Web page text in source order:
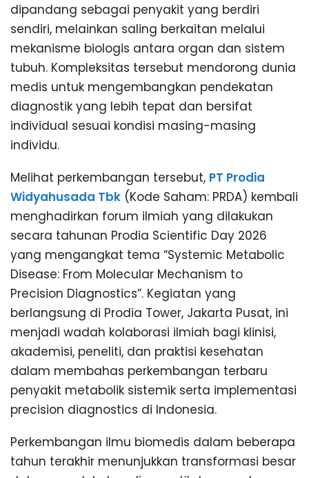
dipandang sebagai penyakit yang berdiri
sendiri, melainkan saling berkaitan melalui
mekanisme biologis antara organ dan sistem
tubuh. Kompleksitas tersebut mendorong dunia
medis untuk mengembangkan pendekatan
diagnostik yang lebih tepat dan bersifat
individual sesuai kondisi masing-masing
individu.
Melihat perkembangan tersebut, PT Prodia
Widyahusada Tbk (Kode Saham: PRDA) kembali
menghadirkan forum ilmiah yang dilakukan
secara tahunan Prodia Scientific Day 2026
yang mengangkat tema “Systemic Metabolic
Disease: From Molecular Mechanism to
Precision Diagnostics”. Kegiatan yang
berlangsung di Prodia Tower, Jakarta Pusat, ini
menjadi wadah kolaborasi ilmiah bagi klinisi,
akademisi, peneliti, dan praktisi kesehatan
dalam membahas perkembangan terbaru
penyakit metabolik sistemik serta implementasi
precision diagnostics di Indonesia.
Perkembangan ilmu biomedis dalam beberapa
tahun terakhir menunjukkan transformasi besar